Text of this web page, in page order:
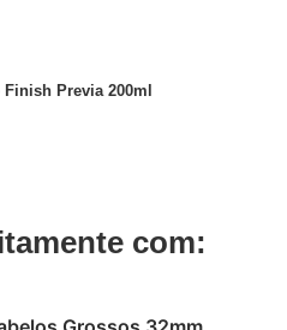
Previa 200ml
com: